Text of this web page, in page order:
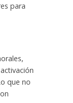
para
que no